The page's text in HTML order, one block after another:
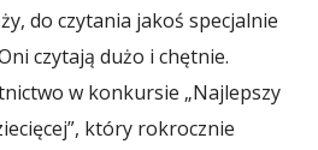
do czytania jakoś specjalnie
czytają dużo i chętnie.
w konkursie „Najlepszy
który rokrocznie